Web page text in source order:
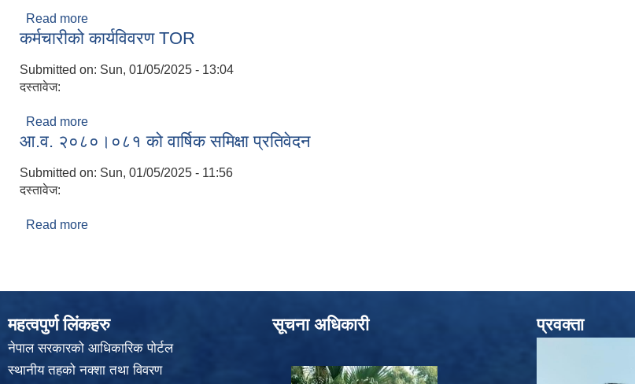
Read more
कर्मचारीको कार्यविवरण TOR
Submitted on: Sun, 01/05/2025 - 13:04
दस्तावेज:
Read more
आ.व. २०८०।०८१ को वार्षिक समिक्षा प्रतिवेदन
Submitted on: Sun, 01/05/2025 - 11:56
दस्तावेज:
Read more
महत्वपुर्ण लिंकहरु
नेपाल सरकारको आधिकारिक पोर्टल
स्थानीय तहको नक्शा तथा विवरण
सूचना अधिकारी प्रवक्ता